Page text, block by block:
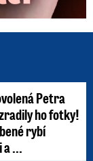
Petra
ho fotky!
rybí
...